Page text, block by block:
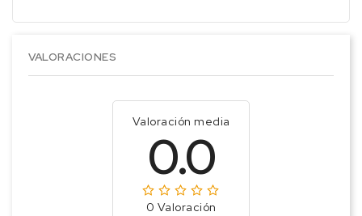
VALORACIONES
Valoración media
0.0
0 Valoración